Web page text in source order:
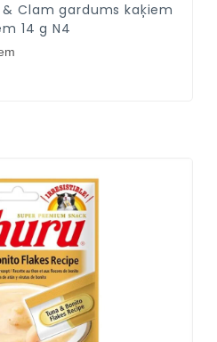
Clam gardums kaķiem
14 g N4